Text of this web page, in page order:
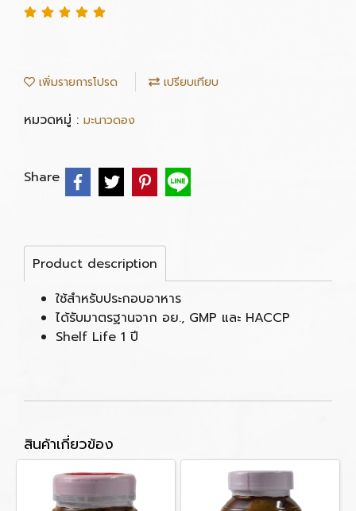
เพิ่มรายการโปรด เปรียบเทียบ
หมวดหมู่ : มะนาวดอง
Share
Product description
ใช้สำหรับประกอบอาหาร
ได้รับมาตรฐานจาก อย., GMP และ HACCP
Shelf Life 1 ปี
สินค้าเกี่ยวข้อง